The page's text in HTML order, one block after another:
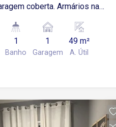
coberta. Armários na
Apartamento possuií:
eletrônica, iluminação
de gesso na sala. Área
1
Banho
1
Garagem
49 m²
A. Útil